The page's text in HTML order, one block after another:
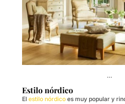
…
Estilo nórdico
El estilo nórdicoes muy popular y